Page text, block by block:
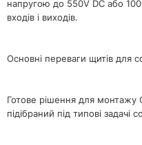
напругою до 550V DC або
входів і виходів.
Основні переваги щитів для
Готове рішення для
підібраний під типові задачі